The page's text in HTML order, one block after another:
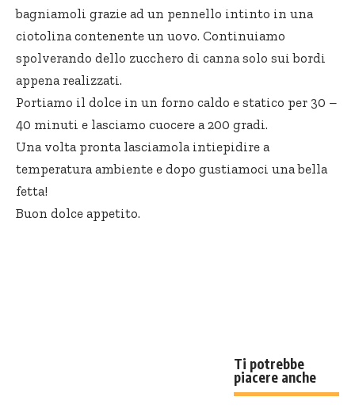
bagniamoli grazie ad un pennello intinto in una
ciotolina contenente un uovo. Continuiamo
spolverando dello zucchero di canna solo sui bordi
appena realizzati.
Portiamo il dolce in un forno caldo e statico per 30 –
40 minuti e lasciamo cuocere a 200 gradi.
Una volta pronta lasciamola intiepidire a
temperatura ambiente e dopo gustiamoci una bella
fetta!
Buon dolce appetito.
Ti potrebbe
piacere anche